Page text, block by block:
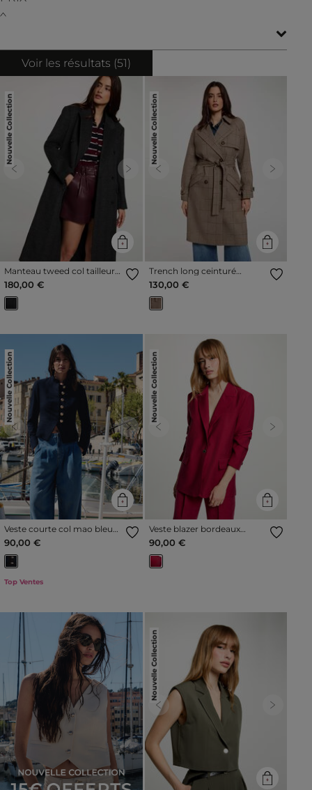
Voir les résultats (51)
Nouvelle Collection
Previous Next
Manteau tweed col tailleur
multicolore femme
180,00 €
Nouvelle Collection
Previous Next
Trench long ceinturé
multicolore femme
130,00 €
Nouvelle Collection
Previous Next
Veste courte col mao bleu
marine femme
90,00 €
Top Ventes
Nouvelle Collection
Previous Next
Veste blazer bordeaux
femme
90,00 €
Nouvelle Collection
Previous Next